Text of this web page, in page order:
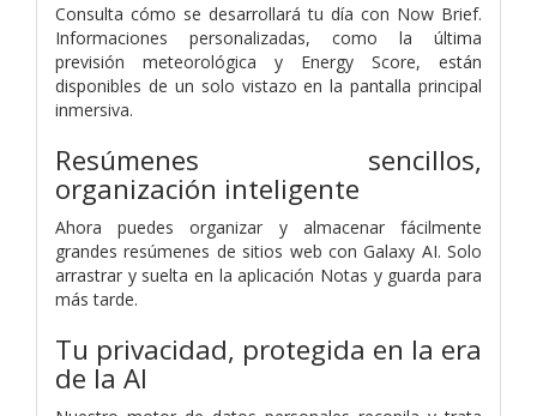
Consulta cómo se desarrollará tu día con Now Brief.
Informaciones personalizadas, como la última
previsión meteorológica y Energy Score, están
disponibles de un solo vistazo en la pantalla principal
inmersiva.
Resúmenes sencillos,
organización inteligente
Ahora puedes organizar y almacenar fácilmente
grandes resúmenes de sitios web con Galaxy AI. Solo
arrastrar y suelta en la aplicación Notas y guarda para
más tarde.
Tu privacidad, protegida en la era
de la AI